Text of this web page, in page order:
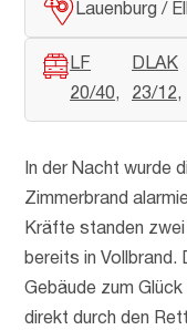
Lauenburg /
LF
20/40
DLAK
23/12
In der Nacht wurde
Zimmerbrand
Kräfte standen
bereits in Vollbrand.
Gebäude zum
direkt durch den